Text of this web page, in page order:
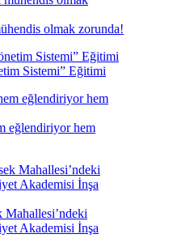
olmak zorunda!
Sistemi” Eğitimi
eğlendiriyor hem
Mahallesi’ndeki
Akademisi İnşa